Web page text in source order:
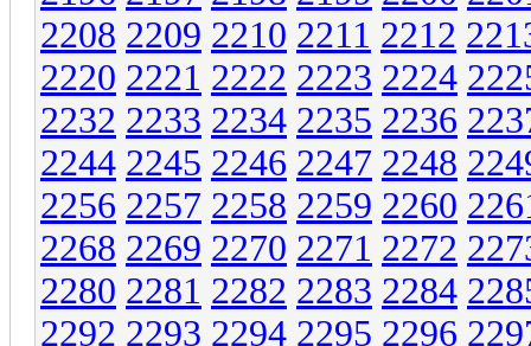
2208 2209 2210 2211 2212
2220 2221 2222 2223 2224
2232 2233 2234 2235 2236
2244 2245 2246 2247 2248
2256 2257 2258 2259 2260
2268 2269 2270 2271 2272
2280 2281 2282 2283 2284
2292 2293 2294 2295 2296